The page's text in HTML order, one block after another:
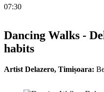
07:30
Dancing Walks -
habits
Artist Delazero, Timișoara: